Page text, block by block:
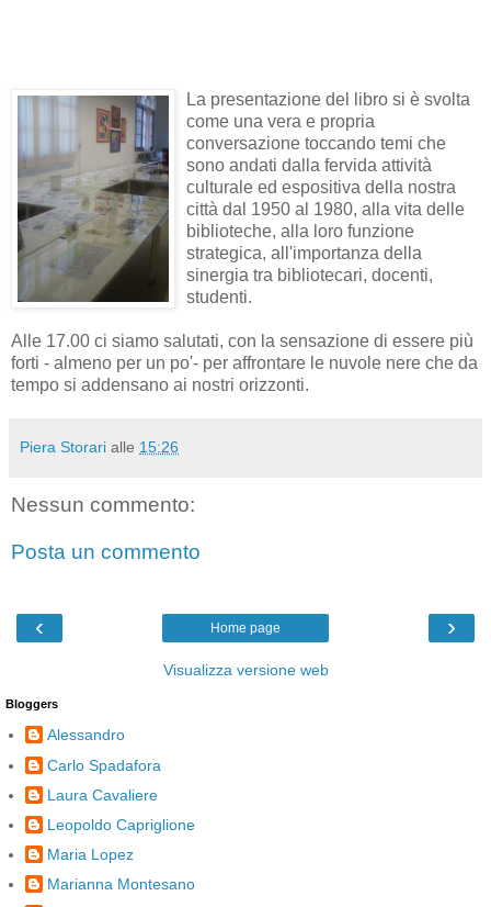
La presentazione del libro si è svolta
come una vera e propria
conversazione toccando temi che
sono andati dalla fervida attività
culturale ed espositiva della nostra
città dal 1950 al 1980, alla vita delle
biblioteche, alla loro funzione
strategica, all'importanza della
sinergia tra bibliotecari, docenti,
studenti.
Alle 17.00 ci siamo salutati, con la sensazione di essere più
forti - almeno per un po'- per affrontare le nuvole nere che da
tempo si addensano ai nostri orizzonti.
Piera Storari alle 15:26
Nessun commento:
Posta un commento
‹ ›
Home page
Visualizza versione web
Bloggers
Alessandro
Carlo Spadafora
Laura Cavaliere
Leopoldo Capriglione
Maria Lopez
Marianna Montesano